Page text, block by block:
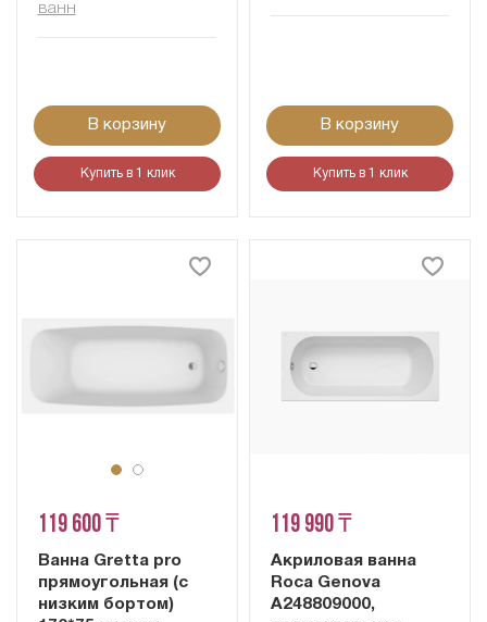
ванн
В корзину
Купить в 1 клик
В корзину
Купить в 1 клик
119 600 ₸
Ванна Gretta pro
прямоугольная (с
низким бортом)
119 990 ₸
Акриловая ванна
Roca Genova
A248809000,